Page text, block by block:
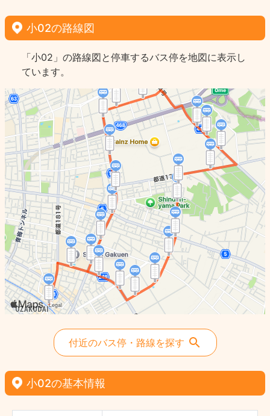
小02の路線図
「小02」の路線図と停車するバス停を地図に表示し
ています。
付近のバス停・路線を探す
小02の基本情報